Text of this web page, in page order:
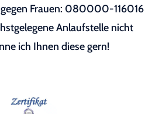
Frauen: 080000-116016
Anlaufstelle nicht
ich Ihnen diese gern!